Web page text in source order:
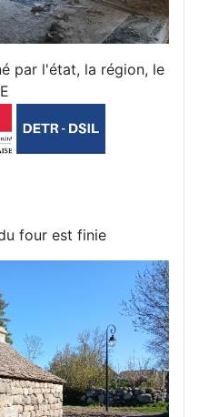
par l'état, la région, le
four est finie